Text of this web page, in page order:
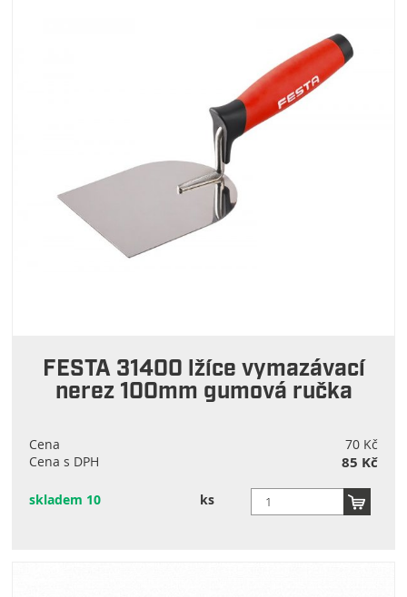
FESTA 31400 lžíce vymazávací
nerez 100mm gumová ručka
Cena
70 Kč
Cena s DPH
85 Kč
skladem 10 ks